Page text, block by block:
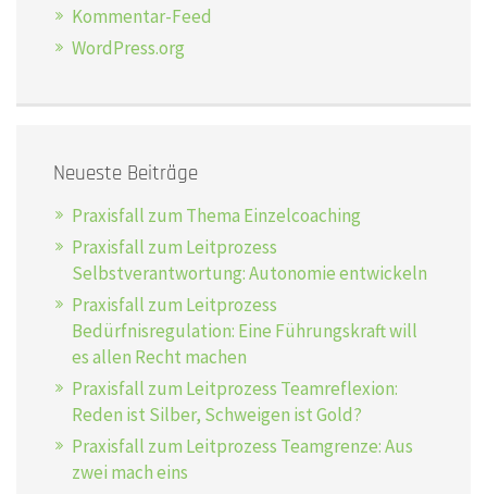
Kommentar-Feed
WordPress.org
Neueste Beiträge
Praxisfall zum Thema Einzelcoaching
Praxisfall zum Leitprozess
Selbstverantwortung: Autonomie entwickeln
Praxisfall zum Leitprozess
Bedürfnisregulation: Eine Führungskraft will
es allen Recht machen
Praxisfall zum Leitprozess Teamreflexion:
Reden ist Silber, Schweigen ist Gold?
Praxisfall zum Leitprozess Teamgrenze: Aus
zwei mach eins